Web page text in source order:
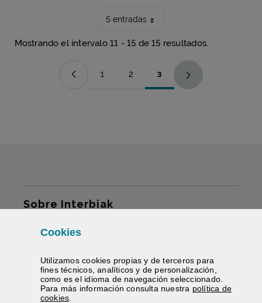
5 entradas
Mostrando el intervalo 11 - 15 de 15 resultados.
Página
1 Página
2 Página
3
Sobre Interbiak
Infraestructuras y tarifas
Servicios
Información carreteras
Cookies
Utilizamoscookies propias y de terceros para
fines técnicos, analíticos y de personalización,
como es el idioma de navegación seleccionado.
Para más información consulta nuestra política de
cookies(Abre ventana modal)